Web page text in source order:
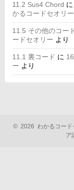
11.2 Sus4 Chord に
かるコードセオリー
11.5 その他のコー
ードセオリー より
11.1 裏コード に
ー より
© 2026 わかるコード
ア